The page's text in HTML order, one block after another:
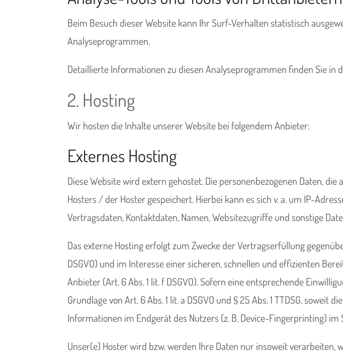
Beim Besuch dieser Website kann Ihr Surf-Verhalten statistisch
Analyseprogrammen.
Detaillierte Informationen zu diesen Analyseprogrammen finden Sie in
2. Hosting
Wir hosten die Inhalte unserer Website bei folgendem Anbieter:
Externes Hosting
Diese Website wird extern gehostet. Die personenbezogenen Daten,
Hosters / der Hoster gespeichert. Hierbei kann es sich v. a. um IP-
Vertragsdaten, Kontaktdaten, Namen, Websitezugriffe und sonstige
Das externe Hosting erfolgt zum Zwecke der Vertragserfüllung
DSGVO) und im Interesse einer sicheren, schnellen und effizienten
Anbieter (Art. 6 Abs. 1 lit. f DSGVO). Sofern eine entsprechende
Grundlage von Art. 6 Abs. 1 lit. a DSGVO und § 25 Abs. 1 TTDSG,
Informationen im Endgerät des Nutzers (z. B. Device-Fingerprinting)
Unser(e) Hoster wird bzw. werden Ihre Daten nur insoweit